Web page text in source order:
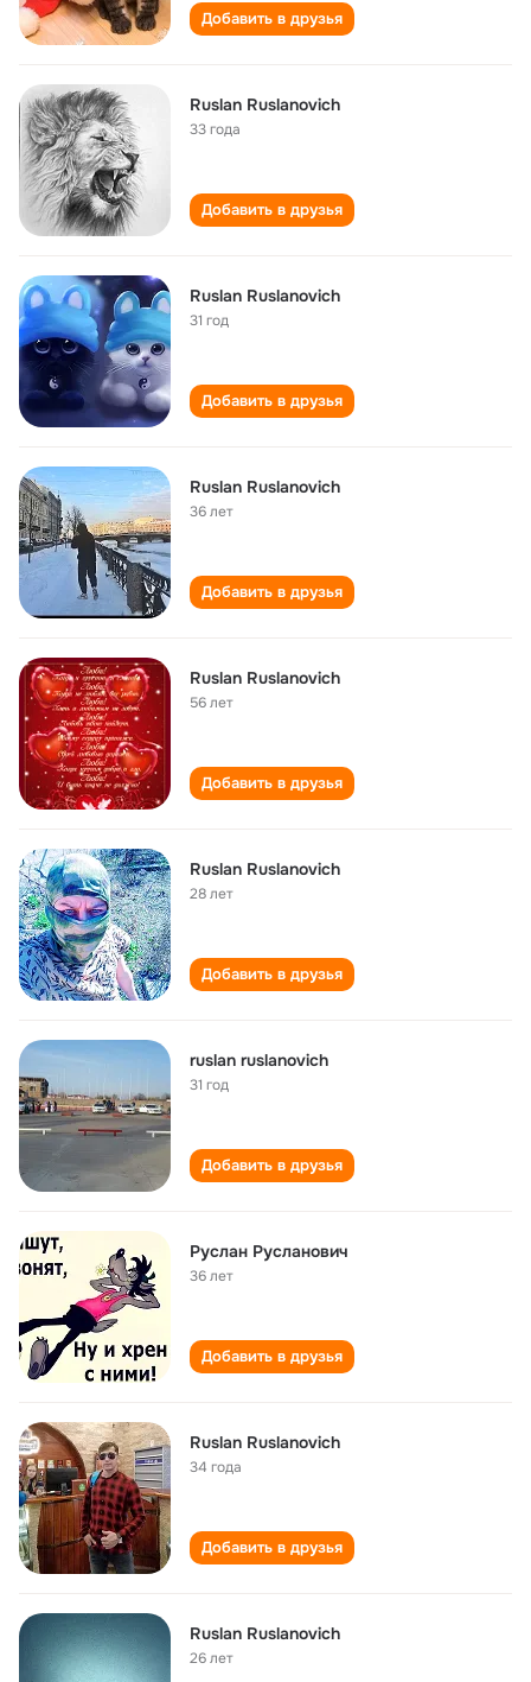
Добавить в друзья
Ruslan Ruslanovich
33 года
Добавить в друзья
Ruslan Ruslanovich
31 год
Добавить в друзья
Ruslan Ruslanovich
36 лет
Добавить в друзья
Ruslan Ruslanovich
56 лет
Добавить в друзья
Ruslan Ruslanovich
28 лет
Добавить в друзья
ruslan ruslanovich
31 год
Добавить в друзья
Руслан Русланович
36 лет
Добавить в друзья
Ruslan Ruslanovich
34 года
Добавить в друзья
Ruslan Ruslanovich
26 лет